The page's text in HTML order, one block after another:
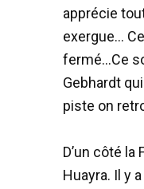
apprécie
exergue…
fermé…Ce
Gebhardt
piste on
D’un côté
Huayra. Il y